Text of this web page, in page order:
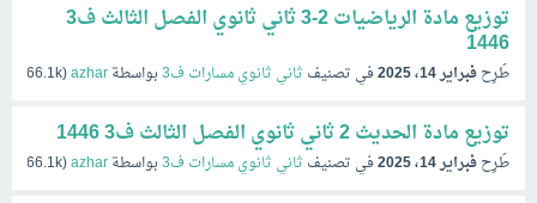
توزيع مادة الرياضيات 2-3 ثاني ثانوي الفصل الثالث ف3
1446
طُرِحفبراير 14، 2025 في تصنيف ثاني ثانوي مسارات ف3 بواسطةazhar
(
66.1k
توزيع مادة الحديث 2 ثاني ثانوي الفصل الثالث ف3 1446
طُرِحفبراير 14، 2025 في تصنيف ثاني ثانوي مسارات ف3 بواسطةazhar
(
66.1k